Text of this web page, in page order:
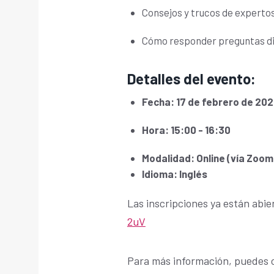
Consejos y trucos de
Cómo responder preguntas
Detalles del evento:
Fecha: 17 de febrero de
Hora: 15:00 - 16:30
Modalidad: Online (vía
Idioma: Inglés
Las inscripciones ya están
2uV
Para más información,